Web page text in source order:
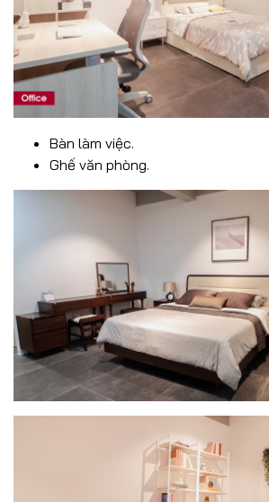
Bàn làm việc.
Ghế văn phòng.